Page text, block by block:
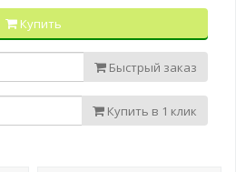
Купить
Быстрый заказ
Купить в 1 клик